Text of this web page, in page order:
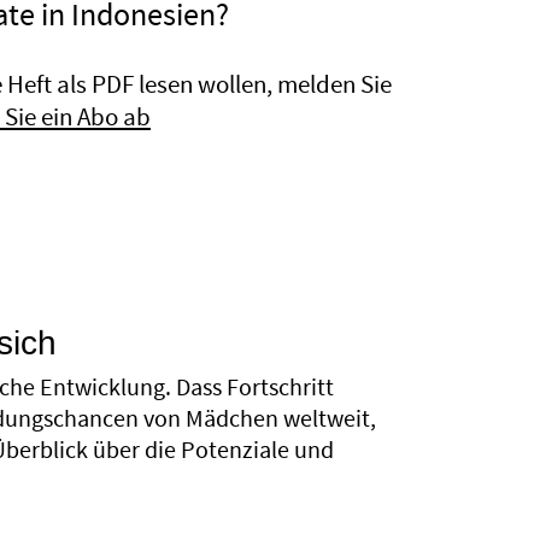
in Indonesien?
als PDF lesen wollen, melden Sie
ein Abo ab
Entwicklung. Dass Fortschritt
von Mädchen weltweit,
über die Potenziale und